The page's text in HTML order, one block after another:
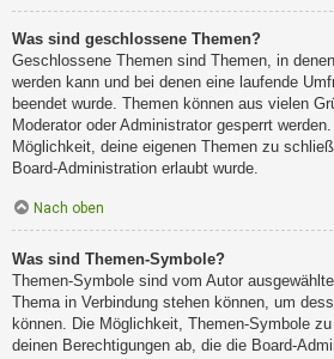
Was sind geschlossene Themen?
Geschlossene Themen sind Themen, in
werden kann und bei denen eine laufende
beendet wurde. Themen können aus vielen
Moderator oder Administrator gesperrt
Möglichkeit, deine eigenen Themen zu
Board-Administration erlaubt wurde.
Nach oben
Was sind Themen-Symbole?
Themen-Symbole sind vom Autor
Thema in Verbindung stehen können, um
können. Die Möglichkeit, Themen-Symbole
deinen Berechtigungen ab, die die Board-